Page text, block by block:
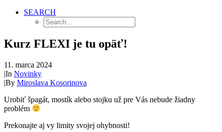
SEARCH
Kurz FLEXI je tu opäť!
11. marca 2024
|In Novinky
|By Miroslava Kosorinova
Urobiť špagát, mostík alebo stojku už pre Vás nebude žiadny
problém
Prekonajte aj vy limity svojej ohybnosti!